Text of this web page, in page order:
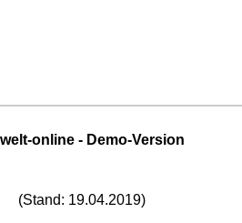
online - Demo-Version
(Stand: 19.04.2019)